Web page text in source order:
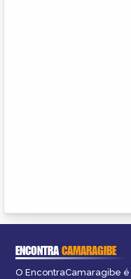
ENCONTRACAMARAGIBE
O EncontraCamaragibe é